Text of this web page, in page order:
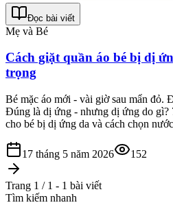
Đọc bài viết
Mẹ và Bé
Cách giặt quần áo bé bị dị
trọng
Bé mặc áo mới - vài giờ sau mẩn đỏ.
Đúng là dị ứng - nhưng dị ứng do gì?
cho bé bị dị ứng da và cách chọn
17 tháng 5 năm 2026 152
Trang 1 / 1 - 1 bài viết
Tìm kiếm nhanh